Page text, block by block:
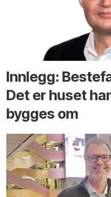
Innlegg:
Det er huset
bygges om